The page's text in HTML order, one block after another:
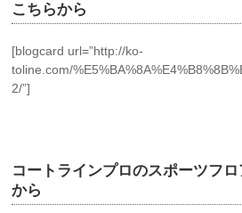
こちらから
[blogcard url=”http://ko-
toline.com/
2/”]
コートラインプロのスポーツフ
から